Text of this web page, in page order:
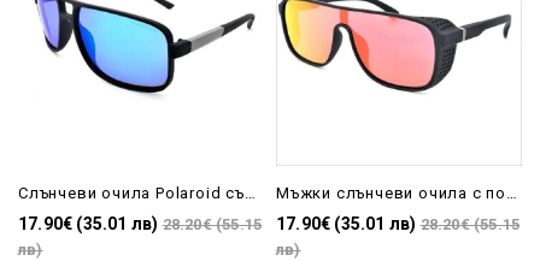
17.90€ (35.01 лв) 28.20€ (55.15
лв)
17.90€ (35.01 лв) 28.20€ (55.15
лв)